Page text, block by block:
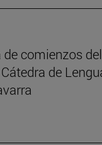
comienzos del
de